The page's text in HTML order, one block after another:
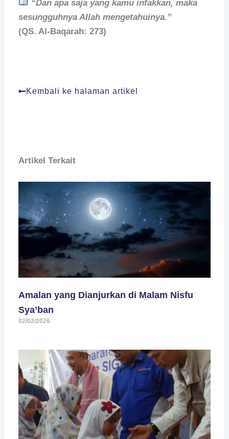
“Dan apa saja yang kamu infakkan, maka
sesungguhnya Allah mengetahuinya.”
(QS. Al-Baqarah: 273)
Kembali ke halaman artikel
Artikel Terkait
Amalan yang Dianjurkan di Malam Nisfu
Sya’ban
02/02/2026